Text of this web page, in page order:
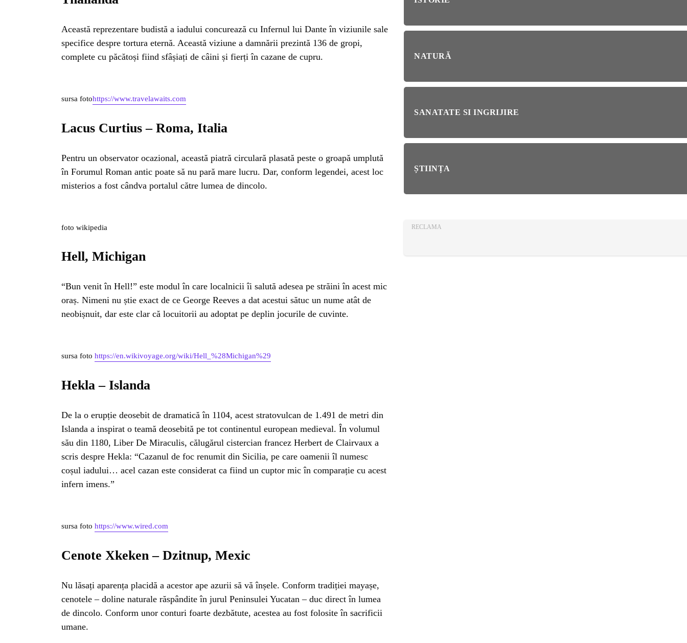
Această reprezentare budistă a iadului concurează cu Infernul lui Dante în viziunile sale
specifice despre tortura eternă. Această viziune a damnării prezintă 136 de gropi,
complete cu păcătoși fiind sfâșiați de câini și fierți în cazane de cupru.
sursa fotohttps://www.travelawaits.com
Lacus Curtius – Roma, Italia
Pentru un observator ocazional, această piatră circulară plasată peste o groapă umplută
în Forumul Roman antic poate să nu pară mare lucru. Dar, conform legendei, acest loc
misterios a fost cândva portalul către lumea de dincolo.
foto wikipedia
Hell, Michigan
“Bun venit în Hell!” este modul în care localnicii îi salută adesea pe străini în acest mic
oraș. Nimeni nu știe exact de ce George Reeves a dat acestui sătuc un nume atât de
neobișnuit, dar este clar că locuitorii au adoptat pe deplin jocurile de cuvinte.
sursa foto https://en.wikivoyage.org/wiki/Hell_%28Michigan%29
Hekla – Islanda
De la o erupție deosebit de dramatică în 1104, acest stratovulcan de 1.491 de metri din
Islanda a inspirat o teamă deosebită pe tot continentul european medieval. În volumul
său din 1180, Liber De Miraculis, călugărul cistercian francez Herbert de Clairvaux a
scris despre Hekla: “Cazanul de foc renumit din Sicilia, pe care oamenii îl numesc
coșul iadului… acel cazan este considerat ca fiind un cuptor mic în comparație cu acest
infern imens.”
sursa foto https://www.wired.com
Cenote Xkeken – Dzitnup, Mexic
Nu lăsați aparența placidă a acestor ape azurii să vă înșele. Conform tradiției mayașe,
cenotele – doline naturale răspândite în jurul Peninsulei Yucatan – duc direct în lumea
de dincolo. Conform unor conturi foarte dezbătute, acestea au fost folosite în sacrificii
umane.
NATURĂ
SANATATE SI INGRIJIRE
ȘTIINȚA
RECLAMA
STIRI
ANIMALE
OAMENI
INSTALEAZA
APLICATIA
blocat?Afla cum îl poti
Ai simțit vreodată deja-vu?